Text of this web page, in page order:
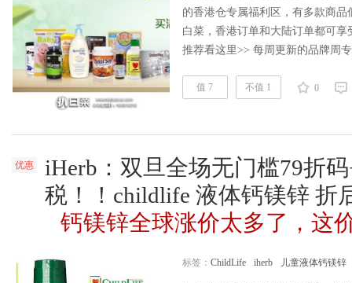
的香港仓专属福利区，有多款商
白菜，香港订单和大陆订单都可
推荐看这里>> 每周更新的品牌周
等）支付方式，并且提供工作时
值 7 不值 1 0
优惠
iHerb：双旦全场无门槛79折
税！！childlife 液体钙镁锌 折
钙镁锌全球涨价太多了，这
标签： ChildLife iherb 儿童液体钙镁锌